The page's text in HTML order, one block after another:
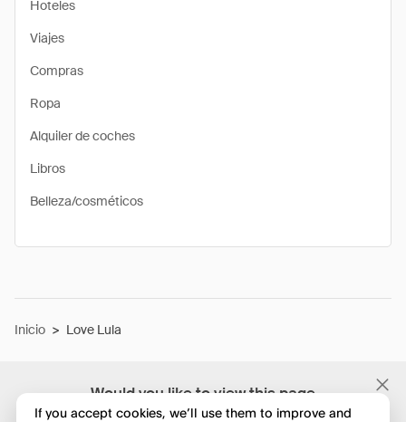
Would you like to view this page
in English?
Hoteles
Viajes
Compras
Ropa
Alquiler de coches
Libros
Belleza/cosméticos
Inicio > Love Lula
If you accept cookies, we’ll use them to improve and